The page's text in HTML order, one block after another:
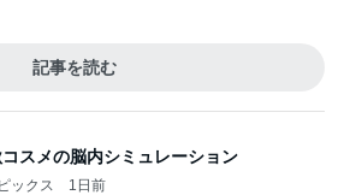
記事を読む
スメの脳内シミュレーション
ックス 1日前